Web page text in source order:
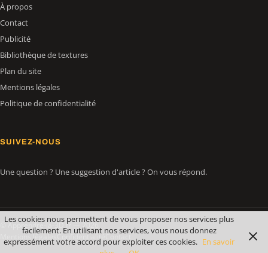
À propos
Contact
Publicité
Bibliothèque de textures
Plan du site
Mentions légales
Politique de confidentialité
SUIVEZ-NOUS
Une question ? Une suggestion d'article ? On vous répond.
© Apprendre-la-3D.fr — 2026
Mentions légalesConfidentialitéContact
Les cookies nous permettent de vous proposer nos services plus
facilement. En utilisant nos services, vous nous donnez
expressément votre accord pour exploiter ces cookies. En savoir